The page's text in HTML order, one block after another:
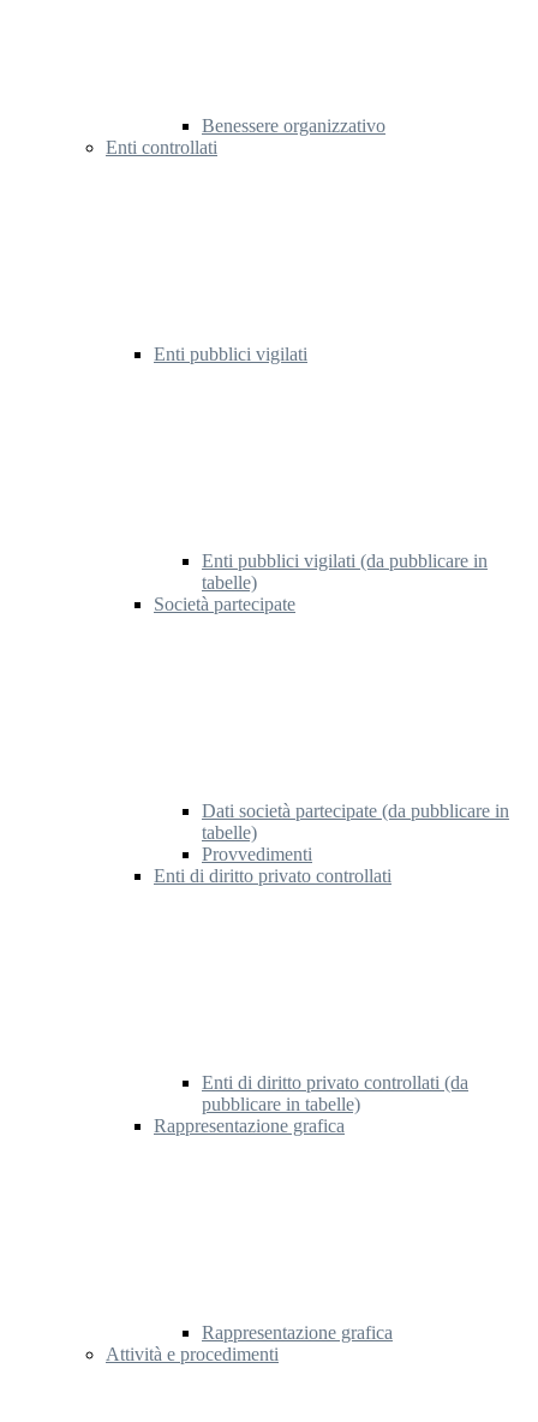
Benessere organizzativo
Enti controllati
Enti pubblici vigilati
Enti pubblici vigilati (da pubblicare in
tabelle)
Società partecipate
Dati società partecipate (da pubblicare in
tabelle)
Provvedimenti
Enti di diritto privato controllati
Enti di diritto privato controllati (da
pubblicare in tabelle)
Rappresentazione grafica
Rappresentazione grafica
Attività e procedimenti